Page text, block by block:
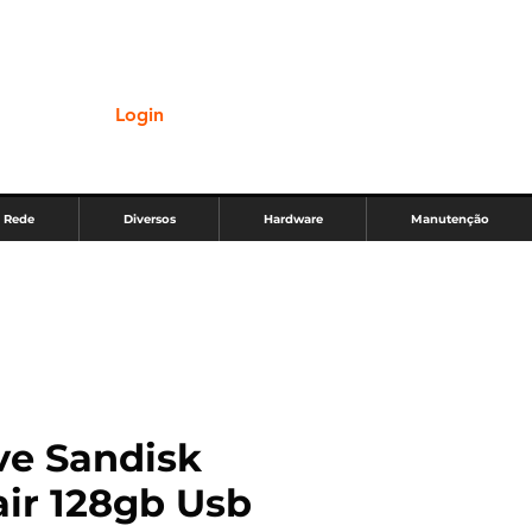
Login
Sandisk
128gb Usb
Rede Diversos Hardware Manutenção